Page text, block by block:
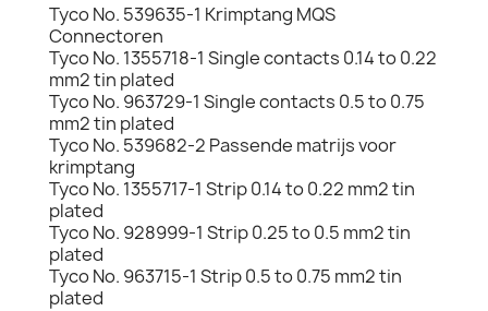
Tyco No. 539635-1 Krimptang MQS
Connectoren
Tyco No. 1355718-1 Single contacts 0.14 to 0.22
mm2 tin plated
Tyco No. 963729-1 Single contacts 0.5 to 0.75
mm2 tin plated
Tyco No. 539682-2 Passende matrijs voor
krimptang
Tyco No. 1355717-1 Strip 0.14 to 0.22 mm2 tin
plated
Tyco No. 928999-1 Strip 0.25 to 0.5 mm2 tin
plated
Tyco No. 963715-1 Strip 0.5 to 0.75 mm2 tin
plated